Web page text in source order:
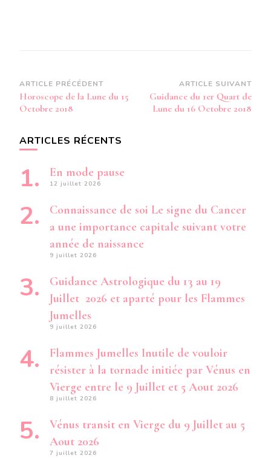
Navigation
d’article
ARTICLE PRÉCÉDENT
Horoscope de la Lune du 15
Octobre 2018
ARTICLE SUIVANT
Guidance du 1er Quart de
Lune du 16 Octobre 2018
ARTICLES RÉCENTS
En mode pause
12 juillet 2026
Connaissance de soi Le signe du Cancer
a une importance capitale suivant votre
année de naissance
9 juillet 2026
Guidance Astrologique du 13 au 19
Juillet 2026 et aparté pour les Flammes
Jumelles
9 juillet 2026
Flammes Jumelles Inutile de vouloir
résister à la tornade initiée par Vénus en
Vierge entre le 9 Juillet et 5 Aout 2026
8 juillet 2026
Vénus transit en Vierge du 9 Juillet au 5
Aout 2026
7 juillet 2026